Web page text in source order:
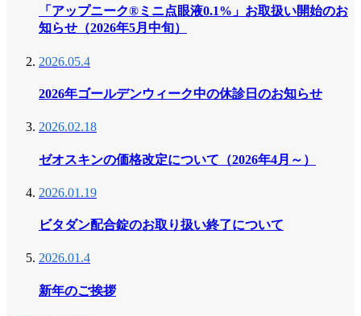
「アップニーク®ミニ点眼液0.1%」お取扱い開始のお
知らせ（2026年5月中旬）
2026.05.4
2026年ゴールデンウィーク中の休診日のお知らせ
2026.02.18
ゼオスキンの価格改定について（2026年4月～）
2026.01.19
ビタダン配合錠のお取り扱い終了について
2026.01.4
新年のご挨拶